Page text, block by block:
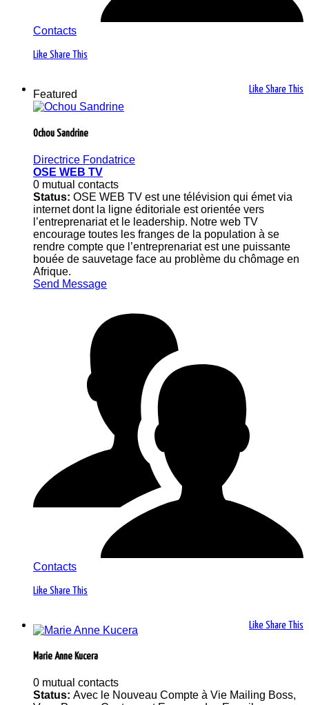
Contacts
Like Share This
Like Share This
Featured
Ochou Sandrine
Directrice Fondatrice
OSE WEB TV
0 mutual contacts
Status: OSE WEB TV est une télévision qui émet via
internet dont la ligne éditoriale est orientée vers
l’entreprenariat et le leadership. Notre web TV
encourage toutes les franges de la population à se
rendre compte que l’entreprenariat est une puissante
bouée de sauvetage face au problème du chômage en
Afrique.
Send Message
Contacts
Like Share This
Like Share This
Marie Anne Kucera
0 mutual contacts
Status: Avec le Nouveau Compte à Vie Mailing Boss,